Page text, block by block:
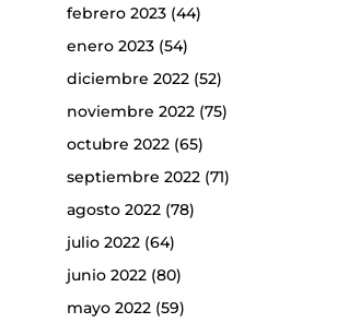
febrero 2023(44)
enero 2023(54)
diciembre 2022(52)
noviembre 2022(75)
octubre 2022(65)
septiembre 2022(71)
agosto 2022(78)
julio 2022(64)
junio 2022(80)
mayo 2022(59)